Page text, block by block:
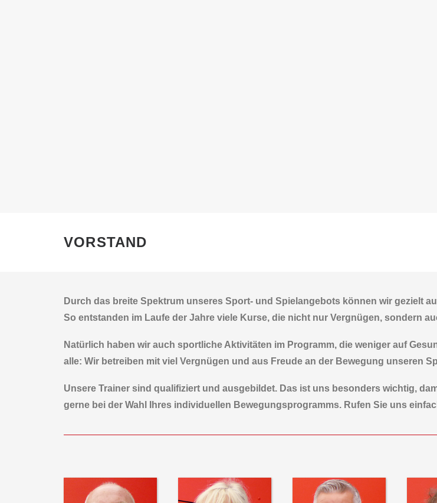
VORSTAND
Durch das breite Spektrum unseres Sport- und Spielangebots können wir gezielt
So entstanden im Laufe der Jahre viele Kurse, die nicht nur Vergnügen, sondern
Natürlich haben wir auch sportliche Aktivitäten im Programm, die weniger auf
alle: Wir betreiben mit viel Vergnügen und aus Freude an der Bewegung unseren
Unsere Trainer sind qualifiziert und ausgebildet. Das ist uns besonders wichtig,
gerne bei der Wahl Ihres individuellen Bewegungsprogramms. Rufen Sie uns